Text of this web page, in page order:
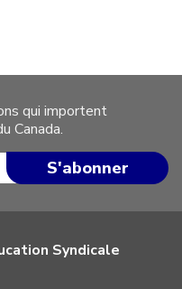
qui importent
Canada.
Syndicale